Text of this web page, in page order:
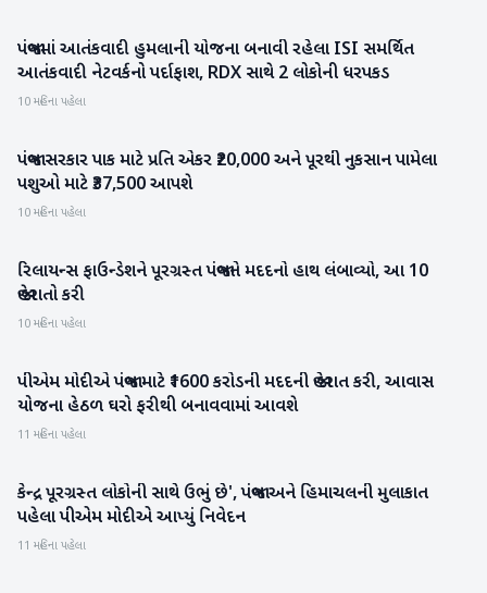
રાષ્ટ્રીય
પંજાબમાં આતંકવાદી હુમલાની યોજના બનાવી રહેલા ISI સમર્થિત
આતંકવાદી નેટવર્કનો પર્દાફાશ, RDX સાથે 2 લોકોની ધરપકડ
10 મહિના પહેલા
રાષ્ટ્રીય
પંજાબ સરકાર પાક માટે પ્રતિ એકર ₹20,000 અને પૂરથી નુકસાન પામેલા
પશુઓ માટે ₹37,500 આપશે
10 મહિના પહેલા
રાષ્ટ્રીય
રિલાયન્સ ફાઉન્ડેશને પૂરગ્રસ્ત પંજાબને મદદનો હાથ લંબાવ્યો, આ 10
જાહેરાતો કરી
10 મહિના પહેલા
રાષ્ટ્રીય
પીએમ મોદીએ પંજાબ માટે ₹1600 કરોડની મદદની જાહેરાત કરી, આવાસ
યોજના હેઠળ ઘરો ફરીથી બનાવવામાં આવશે
11 મહિના પહેલા
રાષ્ટ્રીય
કેન્દ્ર પૂરગ્રસ્ત લોકોની સાથે ઉભું છે', પંજાબ અને હિમાચલની મુલાકાત
પહેલા પીએમ મોદીએ આપ્યું નિવેદન
11 મહિના પહેલા